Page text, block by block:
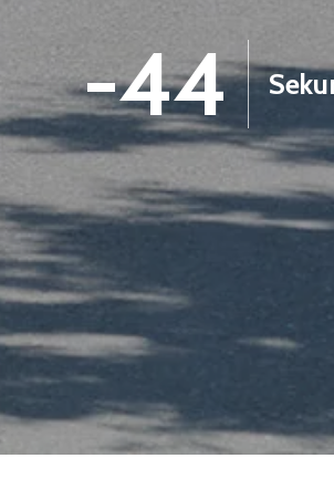
-45